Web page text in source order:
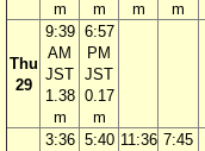
m
m
m
m
Thu
29
9:39
AM
JST
1.38
m
6:57
PM
JST
0.17
m
3:36 5:40 11:36 7:45